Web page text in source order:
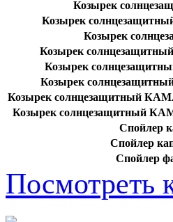
Козырек
Козырек
Козырек
Козырек
Козырек
Козырек
Козырек солнцезащитный
Козырек солнцезащитный
Спойлер
Спойлер
Спойлер
Посмотреть